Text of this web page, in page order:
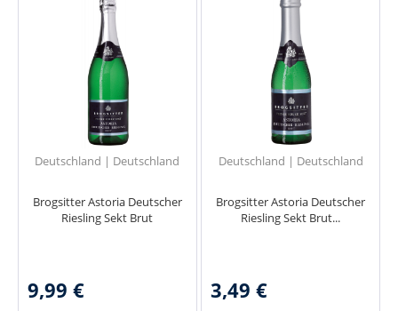
Deutschland | Deutschland
Brogsitter Astoria Deutscher
Riesling Sekt Brut
9,99 €
Deutschland | Deutschland
Brogsitter Astoria Deutscher
Riesling Sekt Brut...
3,49 €